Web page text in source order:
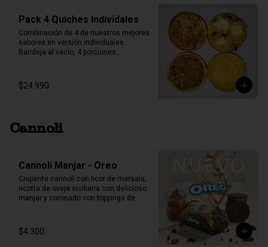
Pack 4 Quiches Individales
Combinación de 4 de nuestros mejores
sabores en versión individuales.
Bandeja al vacío, 4 porciones
$24.990
Cannoli
Cannoli Manjar - Oreo
Crujiente cannoli con licor de marsala,
ricotta de oveja siciliana con delicioso
manjar y coronado con toppings de
$4.300